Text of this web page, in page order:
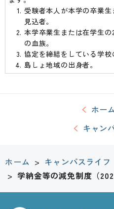
受験者本人が本学の卒業
見込者。
本学卒業生または在学生の
の血族。
協定を締結をしている学校
島しょ地域の出身者。
キャン
ホー
ホーム > キャンパスライフ
> 学納金等の減免制度（